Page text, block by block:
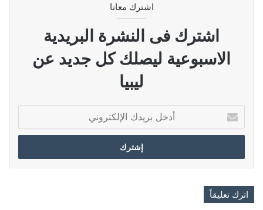
اشترك معانا
اشترك فى النشرة البريدية
الاسبوعية ليصلك كل جديد عن
ليبيا
بريدك
الإلكتروني
اترك تعليقاً